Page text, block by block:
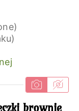
brownie